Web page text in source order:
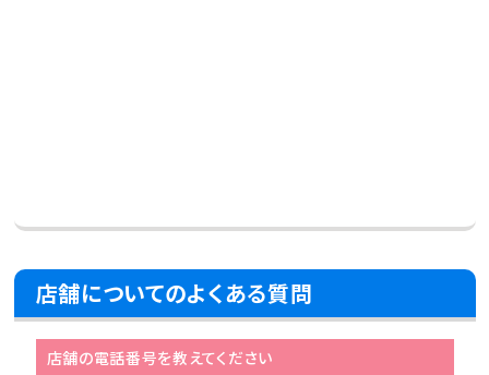
店舗についてのよくある質問
店舗の電話番号を教えてください